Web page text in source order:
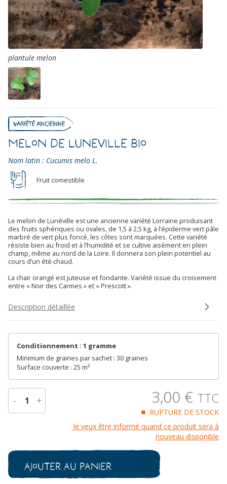
plantule melon
Melon De Luneville Bio
Nom latin : Cucumis melo L.
Fruit comestible
Le melon de Lunéville est une ancienne variété Lorraine produisant
des fruits sphériques ou ovales, de 1,5 à 2,5 kg, à l’épiderme vert pâle
marbré de vert plus foncé, les côtes sont marquées. Cette variété
résiste bien au froid et à l’humidité et se cultive aisément en plein
champ, même au nord de la Loire. Il donnera son plein potentiel au
cours d’un été chaud.
La chair orangé est juteuse et fondante. Variété issue du croisement
entre « Noir des Carmes » et « Prescott ».
Description détaillée
Conditionnement : 1 gramme
Minimum de graines par sachet : 30 graines
Surface couverte : 25 m²
- 1 +
Luneville
Bio
3,00 € TTC
RUPTURE DE STOCK
Je veux être informé quand ce produit sera à
nouveau disponible
Ajouter au panier